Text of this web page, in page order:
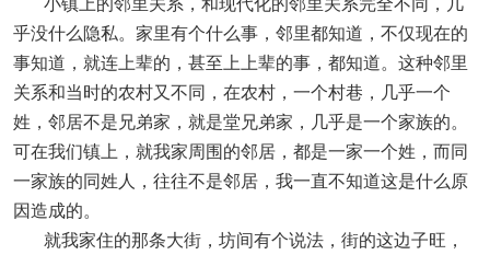
乎没什么隐私。家里有个什么事，邻里都知道，不仅现在的
事知道，就连上辈的，甚至上上辈的事，都知道。这种邻里
关系和当时的农村又不同，在农村，一个村巷，几乎一个
姓，邻居不是兄弟家，就是堂兄弟家，几乎是一个家族的。
可在我们镇上，就我家周围的邻居，都是一家一个姓，而同
一家族的同姓人，往往不是邻居，我一直不知道这是什么原
因造成的。
就我家住的那条大街，坊间有个说法，街的这边子旺，